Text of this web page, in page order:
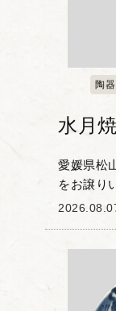
陶
水月
愛媛県松
をお譲り
削り取っ
知られ、